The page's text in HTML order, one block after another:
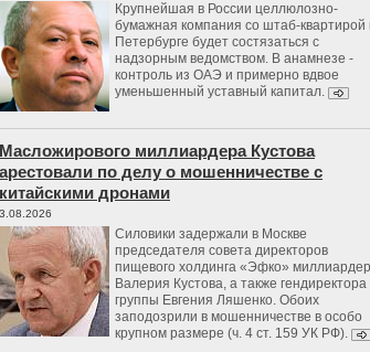
Крупнейшая в России целлюлозно-
бумажная компания со штаб-квартирой
Петербурге будет состязаться с
надзорным ведомством. В анамнезе -
контроль из ОАЭ и примерно вдвое
уменьшенный уставный капитал.
Масложирового миллиардера Кустова
арестовали по делу о мошенничестве с
китайскими дронами
3.08.2026
Силовики задержали в Москве
председателя совета директоров
пищевого холдинга «Эфко»
Валерия Кустова, а также гендиректора
группы Евгения Ляшенко. Обоих
заподозрили в мошенничестве в особо
крупном размере (ч. 4 ст. 159 УК РФ).